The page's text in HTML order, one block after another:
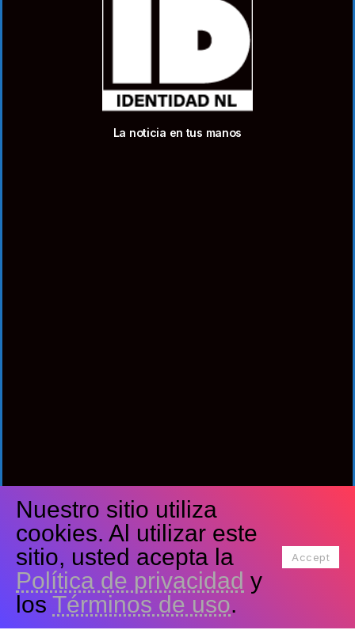
La noticia en tus manos
Síguenos
Facebook Youtube
Tiktok Instagram
Nuestro sitio utiliza
cookies. Al utilizar este
sitio, usted acepta la
Política de privacidad y
los Términos de uso.
Accept